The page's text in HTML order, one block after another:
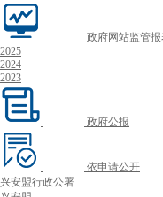
政府网站监管
2025
2024
2023
政府公报
依申请公开
兴安盟行政公署